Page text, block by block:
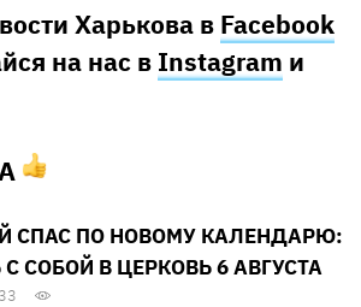
Харькова в Facebook
на нас в Instagram и
СПАС ПО НОВОМУ КАЛЕНДАРЮ:
С СОБОЙ В ЦЕРКОВЬ 6 АВГУСТА